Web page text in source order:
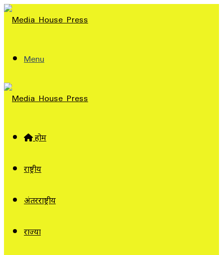
Menu
होम
राष्ट्रीय
अंतरराष्ट्रीय
राज्यों